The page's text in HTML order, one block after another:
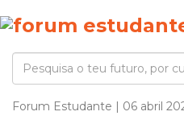
Forum Estudante | 06 abril